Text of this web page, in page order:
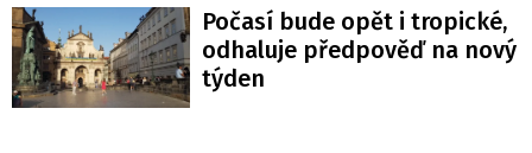
Počasí bude opět i tropické,
odhaluje předpověď na nový
týden